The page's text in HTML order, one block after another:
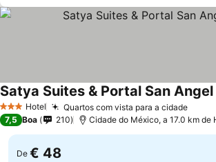
3 EstrelasHotel Quartos com vista para a cidadeVer
Satya Suites & Portal San
7,5 Boa 210 Cidade do México, a 17.0 km de
De € 48